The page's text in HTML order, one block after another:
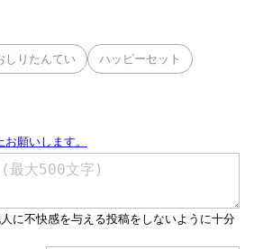
しりたんてい ハッピーセット